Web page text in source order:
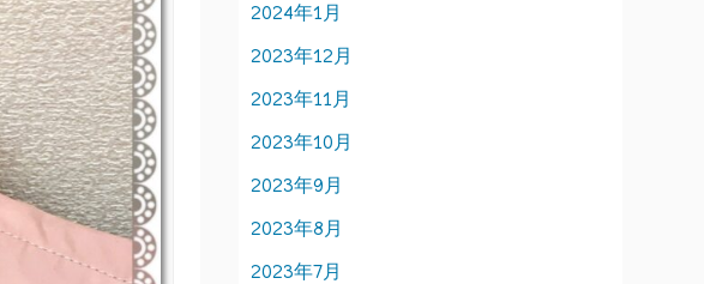
2024年1月
2023年12月
2023年11月
2023年10月
2023年9月
2023年8月
2023年7月